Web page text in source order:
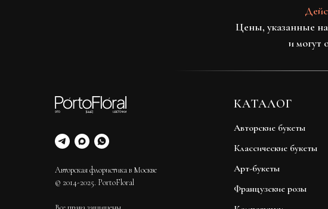
Цены, указанные на
и могут
Авторская флористика в Москве
© 2014-2025. PortoFloral
КАТАЛОГ
Авторские букеты
Классические букеты
Арт-букеты
Французские розы